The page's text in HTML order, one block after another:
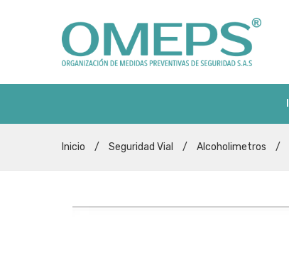
Inicio / Seguridad Vial / Alcoholimetros /